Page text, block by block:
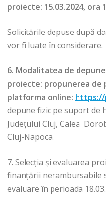
proiecte: 15.03.2024, ora
Solicitările depuse după
vor fi luate în considerare.
6. Modalitatea de
proiecte: propunerea de
platforma online: https://
depune fizic pe suport de
Județului Cluj, Calea
Cluj-Napoca.
7. Selecția și evaluarea
finanțării nerambursabile
evaluare în perioada